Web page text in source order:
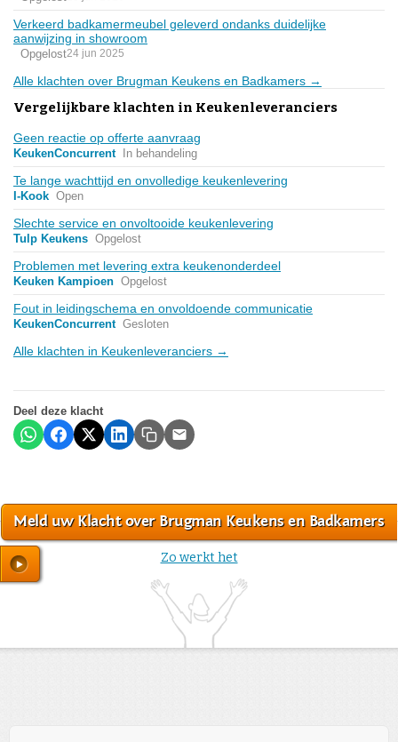
Verkeerd badkamermeubel geleverd ondanks duidelijke
aanwijzing in showroom
Opgelost24 jun 2025
Alle klachten over Brugman Keukens en Badkamers →
Vergelijkbare klachten in Keukenleveranciers
Geen reactie op offerte aanvraag
KeukenConcurrent In behandeling
Te lange wachttijd en onvolledige keukenlevering
I-Kook Open
Slechte service en onvoltooide keukenlevering
Tulp Keukens Opgelost
Problemen met levering extra keukenonderdeel
Keuken Kampioen Opgelost
Fout in leidingschema en onvoldoende communicatie
KeukenConcurrent Gesloten
Alle klachten in Keukenleveranciers →
Deel deze klacht
Meld uw Klacht over Brugman Keukens en Badkamers
Zo werkt het